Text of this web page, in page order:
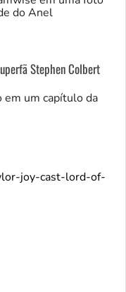
Stephen Colbert
em um capítulo da
joy-cast-lord-of-